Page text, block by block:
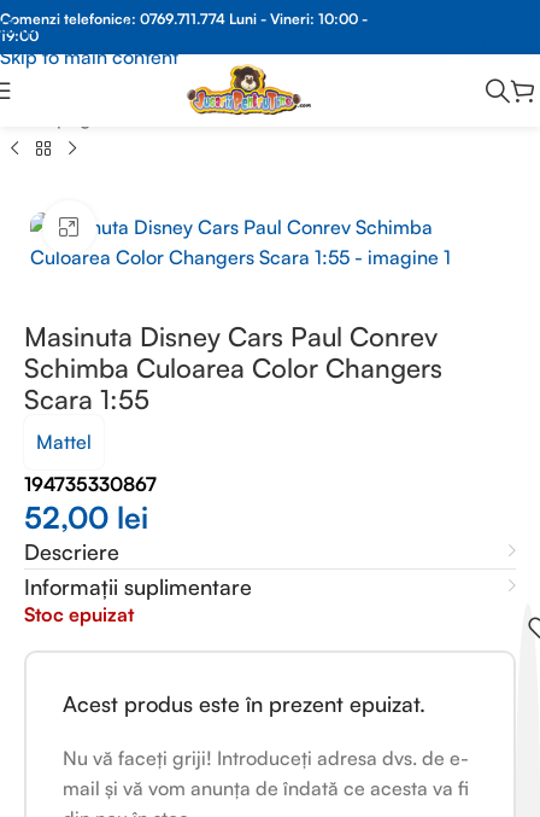
Skip to navigation
Skip to main content
Comenzi telefonice: 0769.711.774 Luni - Vineri: 10:00 -
19:00
JUCARII BAIETI/JUCARII BAIETI DIVERSE
Faceți clic pentru a mări
Masinuta Disney Cars Paul Conrev
Schimba Culoarea Color Changers
Scara 1:55
Mattel
194735330867
52,00 lei
Descriere
Informații suplimentare
Stoc epuizat
Acest produs este în prezent epuizat.
Nu vă faceți griji! Introduceți adresa dvs. de e-
mail și vă vom anunța de îndată ce acesta va fi